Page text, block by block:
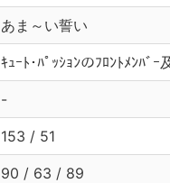
あま～い誓い
ｷｭｰﾄ･ﾊﾟｯｼｮﾝのﾌﾛﾝﾄﾒﾝﾊﾞ
-
153 / 51
90 / 63 / 89